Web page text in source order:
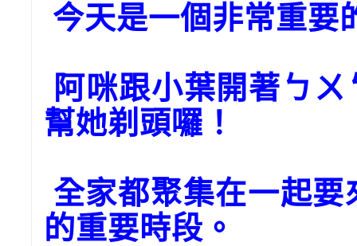
今天是一個非常重要
阿咪跟小葉開著ㄅ
幫她剃頭囉！
全家都聚集在一起
的重要時段。